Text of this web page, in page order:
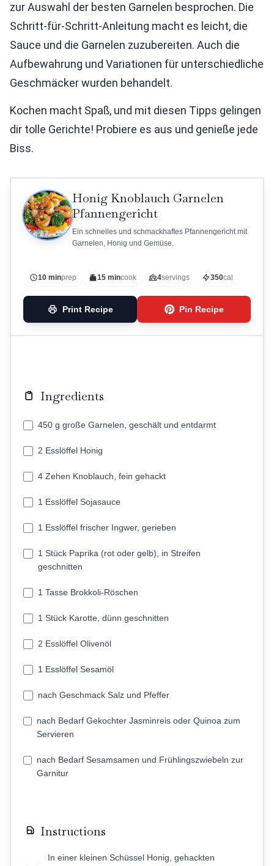
zur Auswahl der besten Garnelen besprochen. Die
Schritt-für-Schritt-Anleitung macht es leicht, die
Sauce und die Garnelen zuzubereiten. Auch die
Aufbewahrung und Variationen für unterschiedliche
Geschmäcker wurden behandelt.
Kochen macht Spaß, und mit diesen Tipps gelingen
dir tolle Gerichte! Probiere es aus und genieße jede
Biss.
Honig Knoblauch Garnelen
Pfannengericht
Ein schnelles und schmackhaftes Pfannengericht mit
Garnelen, Honig und Gemüse.
10 minprep 15 mincook 4servings 350cal
Print Recipe Pin Recipe
Ingredients
450 g große Garnelen, geschält und entdarmt
2 Esslöffel Honig
4 Zehen Knoblauch, fein gehackt
1 Esslöffel Sojasauce
1 Esslöffel frischer Ingwer, gerieben
1 Stück Paprika (rot oder gelb), in Streifen
geschnitten
1 Tasse Brokkoli-Röschen
1 Stück Karotte, dünn geschnitten
2 Esslöffel Olivenöl
1 Esslöffel Sesamöl
nach Geschmack Salz und Pfeffer
nach Bedarf Gekochter Jasminreis oder Quinoa zum
Servieren
nach Bedarf Sesamsamen und Frühlingszwiebeln zur
Garnitur
Instructions
In einer kleinen Schüssel Honig, gehackten